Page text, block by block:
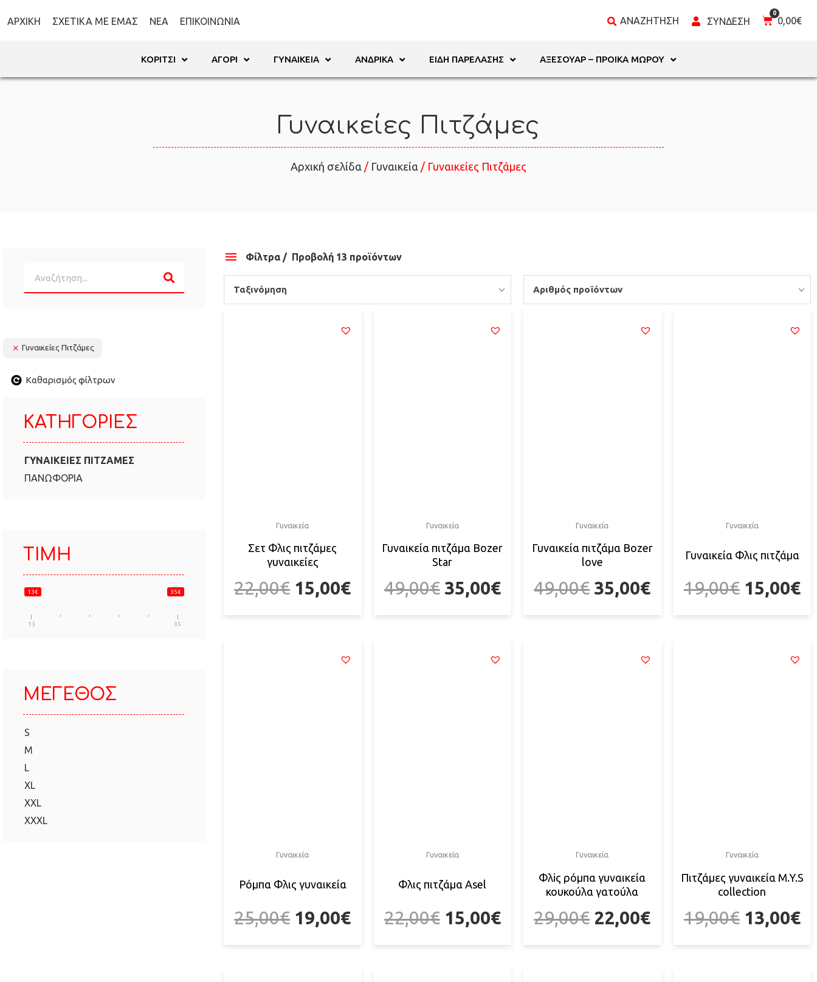
ΑΡΧΙΚΉ ΣΧΕΤΙΚΆ ΜΕ ΕΜΆΣ ΝΈΑ ΕΠΙΚΟΙΝΩΝΊΑ 0,00€
ΚΟΡΊΤΣΙ ΑΓΌΡΙ ΓΥΝΑΙΚΕΊΑ ΑΝΔΡΙΚΆ ΕΊΔΗ ΠΑΡΈΛΑΣΗΣ ΑΞΕΣΟΥΆΡ – ΠΡΟΊΚΑ ΜΩΡΟΎ
Γυναικείες Πιτζάμες
Αρχική σελίδα / Γυναικεία / Γυναικείες Πιτζάμες
Γυναικείες Πιτζάμες
Καθαρισμός φίλτρων
ΚΑΤΗΓΟΡΊΕΣ
ΓΥΝΑΙΚΕΊΕΣ ΠΙΤΖΆΜΕΣ
ΠΑΝΩΦΌΡΙΑ
ΤΙΜΉ
13€ 35€
13 35
ΜΈΓΕΘΟΣ
S
M
L
XL
XXL
XXXL
Φίλτρα Προβολή 13 προϊόντων
Ταξινόμηση Αριθμός προϊόντων
Γυναικεία
Σετ Φλις πιτζάμες
γυναικείες
22,00€ 15,00€
Γυναικεία
Γυναικεία πιτζάμα Bozer
Star
49,00€ 35,00€
Γυναικεία
Γυναικεία πιτζάμα Bozer
love
49,00€ 35,00€
Γυναικεία
Γυναικεία Φλις πιτζάμα
19,00€ 15,00€
Γυναικεία
Ρόμπα Φλις γυναικεία
25,00€ 19,00€
Γυναικεία
Φλις πιτζάμα Asel
22,00€ 15,00€
Γυναικεία
Φλiς ρόμπα γυναικεία
κουκούλα γατούλα
29,00€ 22,00€
Γυναικεία
Πιτζάμες γυναικεία M.Y.S
collection
19,00€ 13,00€